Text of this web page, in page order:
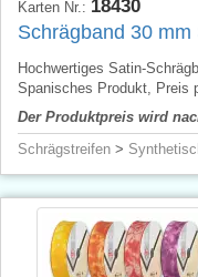
Karten Nr.: 18430
Schrägband 30 mm
Hochwertiges Satin-
Spanisches Produkt, Preis
Der Produktpreis wird
Schrägstreifen >